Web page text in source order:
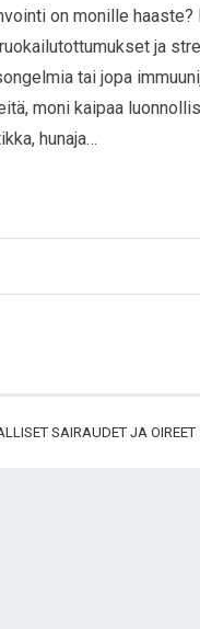
on monille
ja
tai jopa
moni kaipaa
hunaja…
SAIRAUDET JA OIREET